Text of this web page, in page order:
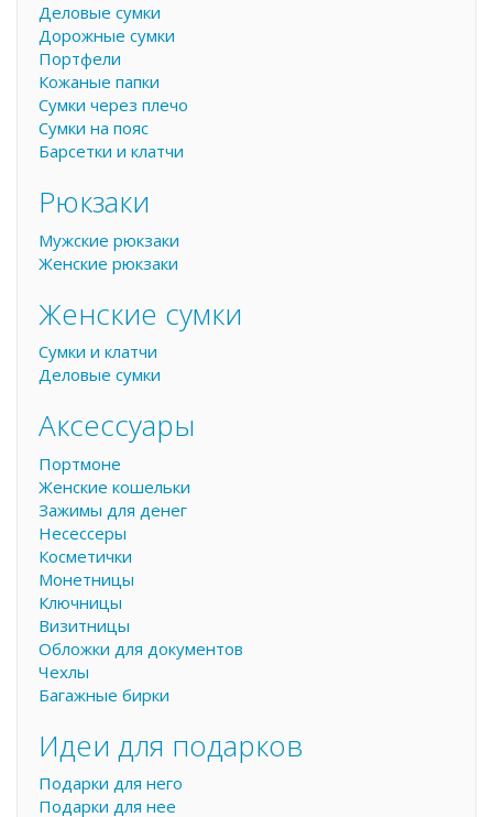
Деловые сумки
Дорожные сумки
Портфели
Кожаные папки
Сумки через плечо
Сумки на пояс
Барсетки и клатчи
Рюкзаки
Мужские рюкзаки
Женские рюкзаки
Женские сумки
Сумки и клатчи
Деловые сумки
Аксессуары
Портмоне
Женские кошельки
Зажимы для денег
Несессеры
Косметички
Монетницы
Ключницы
Визитницы
Обложки для документов
Чехлы
Багажные бирки
Идеи для подарков
Подарки для него
Подарки для нее